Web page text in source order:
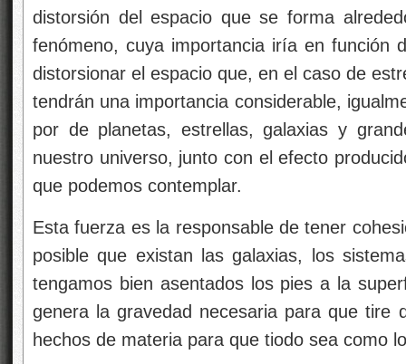
distorsión del espacio que se forma
fenómeno, cuya importancia iría en función
distorsionar el espacio que, en el caso de
tendrán una importancia considerable,
por de planetas, estrellas, galaxias y
nuestro universo, junto con el efecto
que podemos contemplar.
Esta fuerza es la responsable de tener
posible que existan las galaxias, los
tengamos bien asentados los pies a la
genera la gravedad necesaria para que tire
hechos de materia para que tiodo sea como